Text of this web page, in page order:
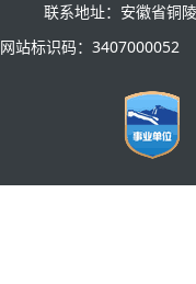
联系地址：安徽省铜
网站标识码：3407000052